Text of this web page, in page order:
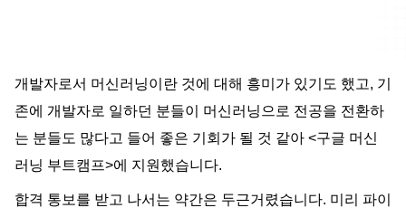
개발자로서 머신러닝이란 것에 대해 흥미가 있기도 했고, 기
존에 개발자로 일하던 분들이 머신러닝으로 전공을 전환하
는 분들도 많다고 들어 좋은 기회가 될 것 같아 <구글 머신
러닝 부트캠프>에 지원했습니다.
합격 통보를 받고 나서는 약간은 두근거렸습니다. 미리 파이